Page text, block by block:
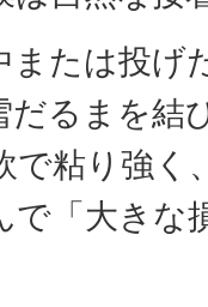
または投げ
だるまを結
で粘り強
で「大き